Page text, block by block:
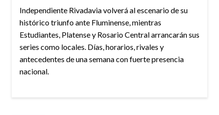
Independiente Rivadavia volverá al escenario de su
histórico triunfo ante Fluminense, mientras
Estudiantes, Platense y Rosario Central arrancarán sus
series como locales. Días, horarios, rivales y
antecedentes de una semana con fuerte presencia
nacional.